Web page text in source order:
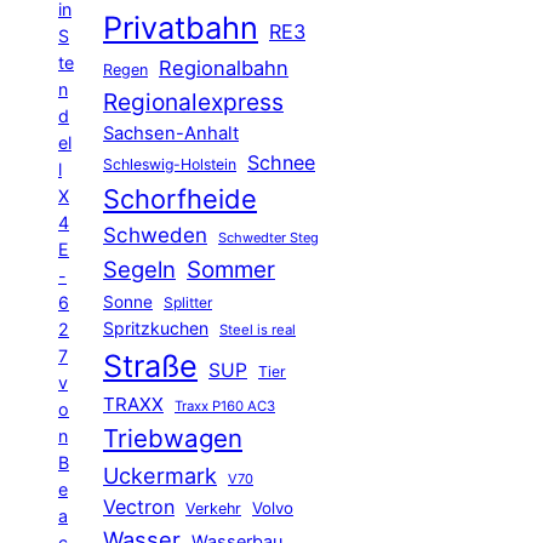
in
S
te
n
d
el
l
X
4
E
-
6
2
7
v
o
n
B
e
a
Privatbahn RE3
Regen Regionalbahn
Regionalexpress
Sachsen-Anhalt
Schleswig-Holstein Schnee
Schorfheide
Schweden Schwedter Steg
Segeln Sommer
Sonne Splitter
Spritzkuchen Steel is real
Straße SUP Tier
TRAXX Traxx P160 AC3
Triebwagen
Uckermark V70
Vectron Verkehr Volvo